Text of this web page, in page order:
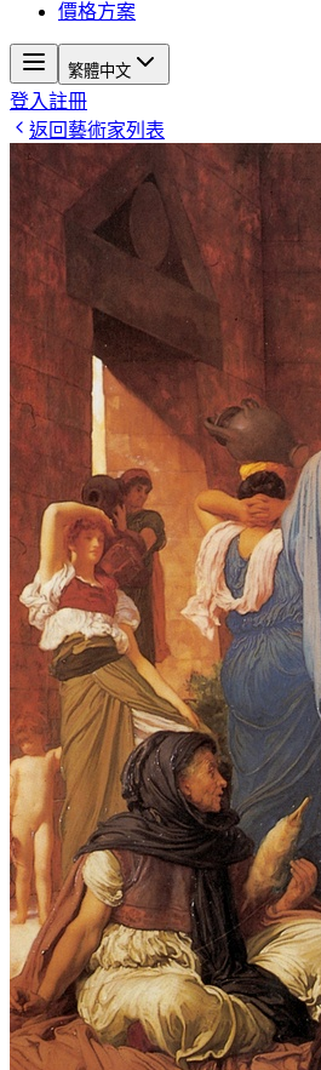
價格方案
繁體中文
登入註冊
返回藝術家列表